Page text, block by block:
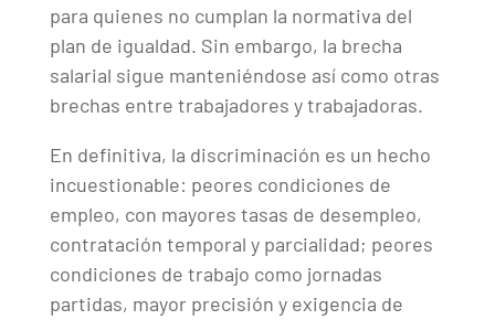
para quienes no cumplan la normativa del
plan de igualdad. Sin embargo, la brecha
salarial sigue manteniéndose así como otras
brechas entre trabajadores y trabajadoras.
En definitiva, la discriminación es un hecho
incuestionable: peores condiciones de
empleo, con mayores tasas de desempleo,
contratación temporal y parcialidad; peores
condiciones de trabajo como jornadas
partidas, mayor precisión y exigencia de